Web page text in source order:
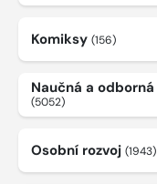
Komiksy (156)
Naučná a odborná
(5052)
Osobní rozvoj (1943)